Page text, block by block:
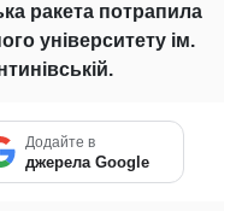
ракета потрапила
університету ім.
Додайте в
джерела Google